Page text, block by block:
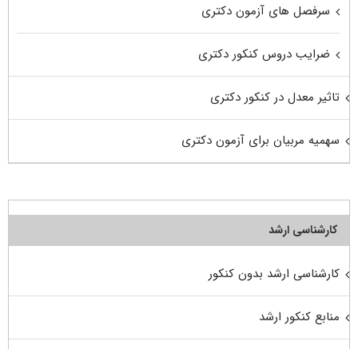
سرفصل های آزمون دکتری
ضرایب دروس کنکور دکتری
تاثیر معدل در کنکور دکتری
سهمیه مربیان برای آزمون دکتری
کارشناسی ارشد
کارشناسی ارشد بدون کنکور
منابع کنکور ارشد